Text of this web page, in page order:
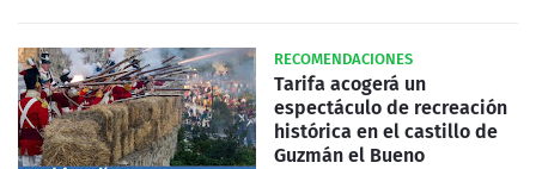
RECOMENDACIONES
Tarifa acogerá un
espectáculo de recreación
histórica en el castillo de
Guzmán el Bueno